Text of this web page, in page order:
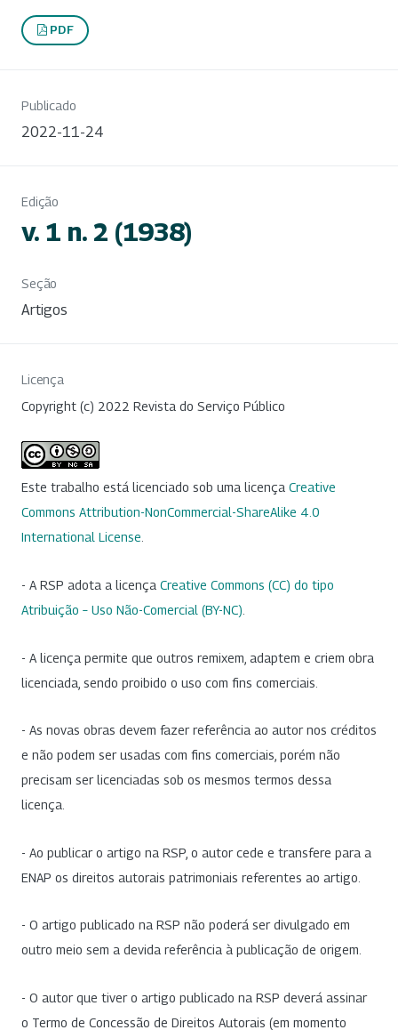
PDF
Publicado
2022-11-24
Edição
v. 1 n. 2 (1938)
Seção
Artigos
Licença
Copyright (c) 2022 Revista do Serviço Público
Este trabalho está licenciado sob uma licença Creative
Commons Attribution-NonCommercial-ShareAlike 4.0
International License.
- A RSP adota a licença Creative Commons (CC) do tipo
Atribuição – Uso Não-Comercial (BY-NC)
- A licença permite que outros remixem, adaptem e criem obra
licenciada, sendo proibido o uso com fins comerciais.
- As novas obras devem fazer referência ao autor nos créditos
e não podem ser usadas com fins comerciais, porém não
precisam ser licenciadas sob os mesmos termos dessa
licença.
- Ao publicar o artigo na RSP, o autor cede e transfere para a
ENAP os direitos autorais patrimoniais referentes ao artigo.
- O artigo publicado na RSP não poderá ser divulgado em
outro meio sem a devida referência à publicação de origem.
- O autor que tiver o artigo publicado na RSP deverá assinar
o Termo de Concessão de Direitos Autorais (em momento